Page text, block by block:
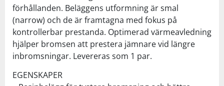
förhållanden. Beläggens utformning är smal
(narrow) och de är framtagna med fokus på
kontrollerbar prestanda. Optimerad värmeavledning
hjälper bromsen att prestera jämnare vid längre
inbromsningar. Levereras som 1 par.
EGENSKAPER